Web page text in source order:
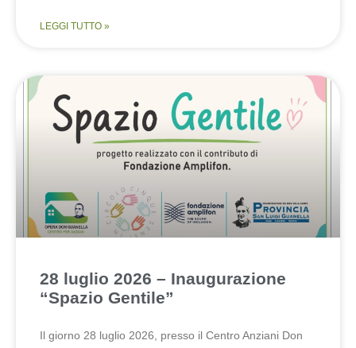
LEGGI TUTTO »
28 luglio 2026 – Inaugurazione
“Spazio Gentile”
Il giorno 28 luglio 2026, presso il Centro Anziani Don